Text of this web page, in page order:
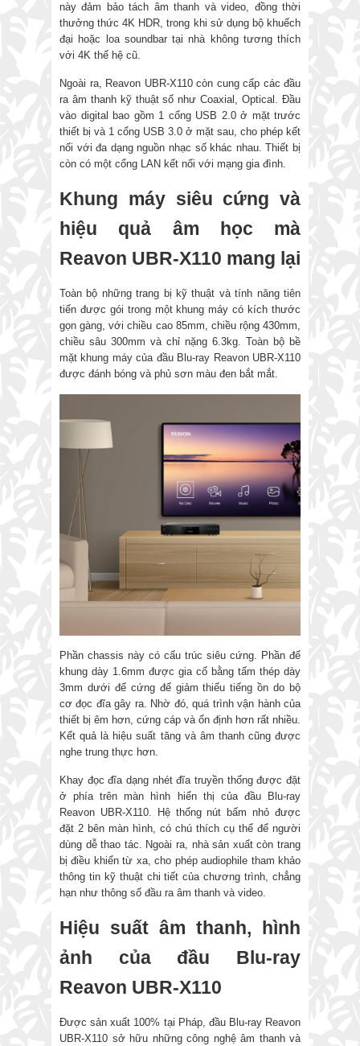
này đảm bảo tách âm thanh và video, đồng thời
thưởng thức 4K HDR, trong khi sử dụng bộ khuếch
đại hoặc loa soundbar tại nhà không tương thích
với 4K thế hệ cũ.
Ngoài ra, Reavon UBR-X110 còn cung cấp các đầu
ra âm thanh kỹ thuật số như Coaxial, Optical. Đầu
vào digital bao gồm 1 cổng USB 2.0 ở mặt trước
thiết bị và 1 cổng USB 3.0 ở mặt sau, cho phép kết
nối với đa dạng nguồn nhạc số khác nhau. Thiết bị
còn có một cổng LAN kết nối với mạng gia đình.
Khung máy siêu cứng và
hiệu quả âm học mà
Reavon UBR-X110 mang lại
Toàn bộ những trang bị kỹ thuật và tính năng tiên
tiến được gói trong một khung máy có kích thước
gọn gàng, với chiều cao 85mm, chiều rộng 430mm,
chiều sâu 300mm và chỉ nặng 6.3kg. Toàn bộ bề
mặt khung máy của đầu Blu-ray Reavon UBR-X110
được đánh bóng và phủ sơn màu đen bắt mắt.
Phần chassis này có cấu trúc siêu cứng. Phần đế
khung dày 1.6mm được gia cố bằng tấm thép dày
3mm dưới đế cứng để giảm thiểu tiếng ồn do bộ
cơ đọc đĩa gây ra. Nhờ đó, quá trình vận hành của
thiết bị êm hơn, cứng cáp và ổn định hơn rất nhiều.
Kết quả là hiệu suất tăng và âm thanh cũng được
nghe trung thực hơn.
Khay đọc đĩa dạng nhét đĩa truyền thống được đặt
ở phía trên màn hình hiển thị của đầu Blu-ray
Reavon UBR-X110. Hệ thống nút bấm nhỏ được
đặt 2 bên màn hình, có chú thích cụ thể để người
dùng dễ thao tác. Ngoài ra, nhà sản xuất còn trang
bị điều khiển từ xa, cho phép audiophile tham khảo
thông tin kỹ thuật chi tiết của chương trình, chẳng
hạn như thông số đầu ra âm thanh và video.
Hiệu suất âm thanh, hình
ảnh của đầu Blu-ray
Reavon UBR-X110
Được sản xuất 100% tại Pháp, đầu Blu-ray Reavon
UBR-X110 sở hữu những công nghệ âm thanh và